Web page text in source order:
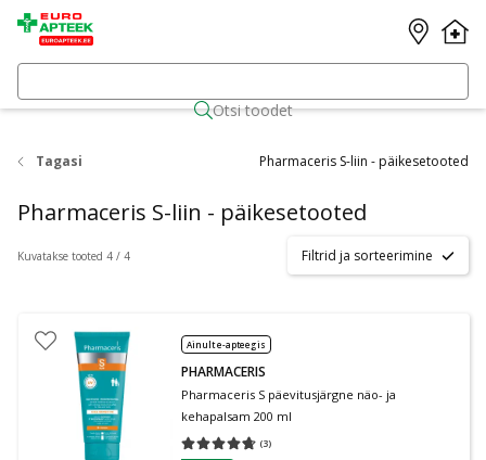
Otsi toodet
Tagasi Pharmaceris S-liin - päikesetooted
Pharmaceris S-liin - päikesetooted
Kuvatakse tooted 4 / 4 Filtrid ja sorteerimine
Ainult e-apteegis
PHARMACERIS
Pharmaceris S päevitusjärgne näo- ja
kehapalsam 200 ml
(3)
Keskmine hinnang 4.67